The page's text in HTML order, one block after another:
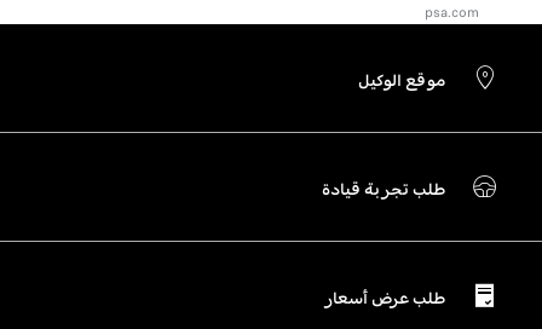
psa.com
موقع الوكيل
طلب تجربة قيادة
طلب عرض أسعار